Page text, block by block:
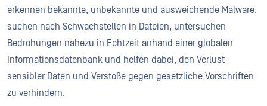
erkennen bekannte, unbekannte und ausweichende Malware,
suchen nach Schwachstellen in Dateien, untersuchen
Bedrohungen nahezu in Echtzeit anhand einer globalen
Informationsdatenbank und helfen dabei, den Verlust
sensibler Daten und Verstöße gegen gesetzliche Vorschriften
zu verhindern.